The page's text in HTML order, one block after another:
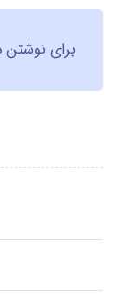
برای نوشتن